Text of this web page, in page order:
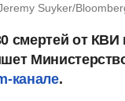
Suyker/
смертей от
канале.